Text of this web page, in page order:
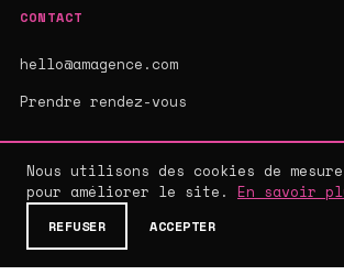
CONTACT
hello@amagence.com
Prendre rendez-vous
© 2026 AMAGENCE - AGENCE WEB SUR-MESURE
MENTIONS LÉGALES ·CGV·
Nous utilisons des cookies de
pour améliorer le site. En savoir
REFUSER ACCEPTER